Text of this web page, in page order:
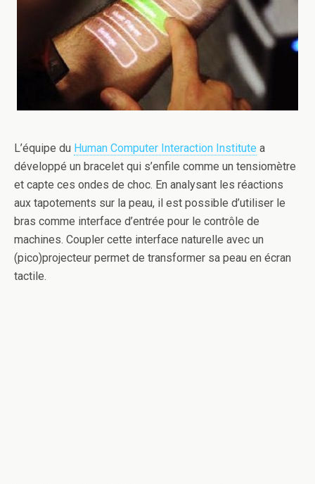
L’équipe du Human Computer Interaction Institute a
développé un bracelet qui s’enfile comme un tensiomètre
et capte ces ondes de choc. En analysant les réactions
aux tapotements sur la peau, il est possible d’utiliser le
bras comme interface d’entrée pour le contrôle de
machines. Coupler cette interface naturelle avec un
(pico)projecteur permet de transformer sa peau en écran
tactile.